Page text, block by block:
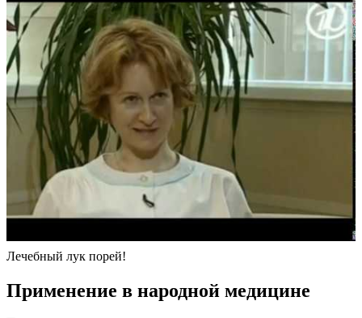
Лечебный лук порей!
Применение в народной медицине